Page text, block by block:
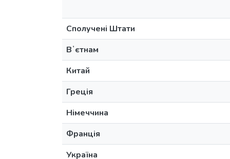
Сполучені Штати
Вʼєтнам
Китай
Греція
Німеччина
Франція
Україна